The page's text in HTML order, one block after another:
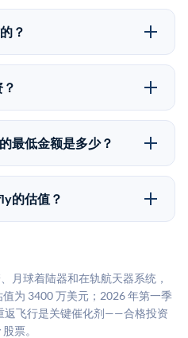
注册的经纪交易商，
美元的另类投资。
Firefly的股份流动性低，意
售。不存在确定的退出时
公司的估值在融资轮次之间
投资前咨询其财务顾问并审
？
者通过二级市场平台从现有
其他持有人）处购买股
促成这些交易，代表双方处
途径：在二级市场将股份出
司完成IPO或被收购。两
都是不可预测的，投资者应
最低金额是多少？
产品的最低投资金额为
因产品和股份供应情况而有
的估值？
扣，以反映流动性不足和信
资建议，可能与实际交易价
月球着陆器和在轨航天器系统，
为 3400 万美元；2026 年第一季
返飞行是关键催化剂——合格投资
票。